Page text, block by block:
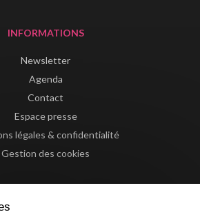
INFORMATIONS
Newsletter
Agenda
Contact
Espace presse
légales & confidentialité
Gestion des cookies